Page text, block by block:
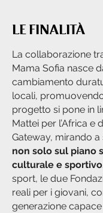
LE FINALITÀ
La collaborazione
Mama Sofia nasce
cambiamento
locali,
progetto si pone in
Mattei per l’Africa
Gateway, mirando a
non solo sul piano
culturale e sportivo
sport, le due
reali per i giovani,
generazione